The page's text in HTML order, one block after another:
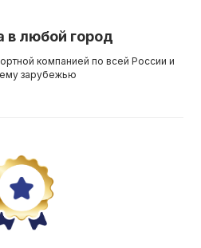
в любой город
компанией по всей России и
зарубежью